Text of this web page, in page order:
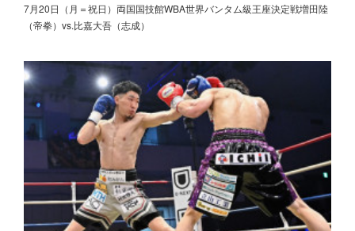
7月20日（月＝祝日）両国国技館WBA世界バンタム級王座決定戦増田陸
（帝拳）vs.比嘉大吾（志成）